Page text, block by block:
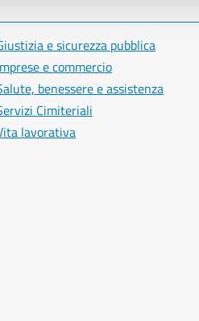
e sicurezza pubblica
e commercio
benessere e assistenza
Cimiteriali
lavorativa